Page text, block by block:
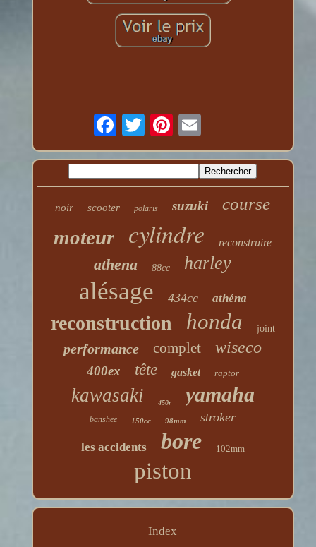
noir scooter polaris suzuki course
moteur cylindre reconstruire
athena 88cc harley
alésage 434cc athéna
reconstruction honda joint
performance complet wiseco
400ex tête gasket raptor
kawasaki 450r yamaha
banshee 150cc 98mm stroker
les accidents bore 102mm
piston
Index